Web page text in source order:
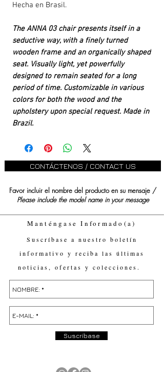
Hecha en Brasil.
The ANNA 03 chair presents itself in a
seductive way, with a finely turned
wooden frame and an organically shaped
seat. Visually light, yet powerfully
designed to remain seated for a long
period of time. Customizable in various
colors for both the wood and the
upholstery upon special request. Made in
Brazil.
CONTÁCTENOS / CONTACT US
Favor incluir el nombre del producto en su mensaje /
Please include the model name in your message
Manténgase Informado(a)
Suscríbase a nuestro boletín
informativo y reciba las últimas
noticias, ofertas y colecciones.
Suscríbase